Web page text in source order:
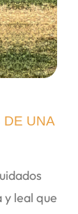
DE UNA
y leal que